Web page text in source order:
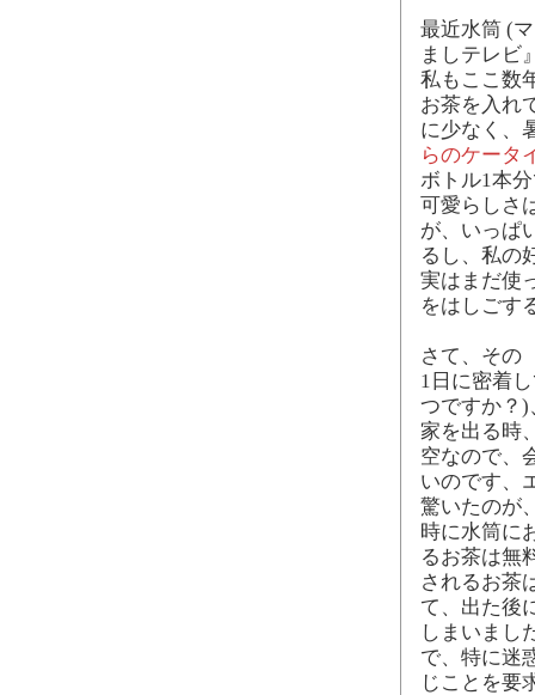
最近水筒 (
ましテレビ
私もここ数
お茶を入れ
に少なく、
らのケータ
ボトル1本
可愛らしさ
が、いっぱ
るし、私の
実はまだ使
をはしごす
さて、その
1日に密着
つですか？)
家を出る時
空なので、
いのです、
驚いたのが
時に水筒に
るお茶は無
されるお茶
て、出た後
しまいまし
で、特に迷
じことを要